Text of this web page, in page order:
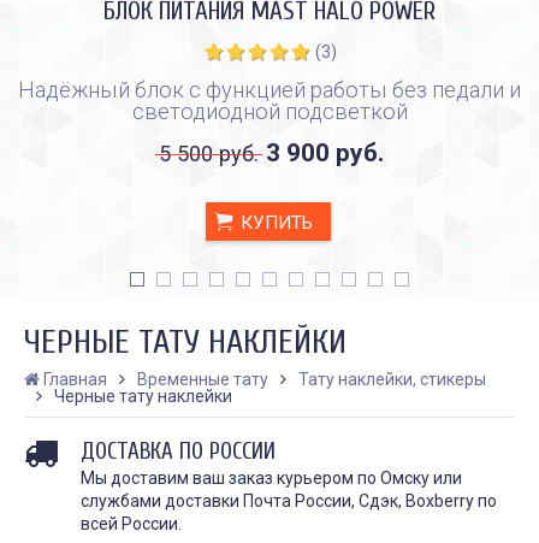
КАК ПРАВИЛЬНО И ДЛЯ ЧЕГО
ДЕЛАТЬ КАРБОНОВЫЙ ПИЛИНГ
Дата:28.02.2024
Карбоновый пилинг – это
инновационная
ЗАЖИВЛЕНИЯ ТАТУ
Дата: 31.01.2024
БЛОК ПИТАНИЯ MAST HALO POWER
(3)
Надёжный блок с функцией работы без педали и
светодиодной подсветкой
5 500 руб. 3 900 руб.
КУПИТЬ
ЧЕРНЫЕ ТАТУ НАКЛЕЙКИ
Главная Временные тату
Тату наклейки, стикеры
Черные тату наклейки
ДОСТАВКА ПО РОССИИ
Мы доставим ваш заказ курьером по Омску или
службами доставки Почта России, Сдэк, Boxberry по
всей России.